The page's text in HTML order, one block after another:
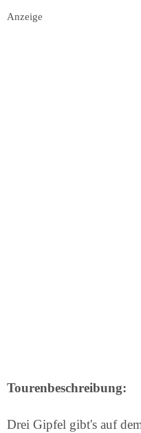
Anzeige
Tourenbeschreibung:
Drei Gipfel gibt's auf